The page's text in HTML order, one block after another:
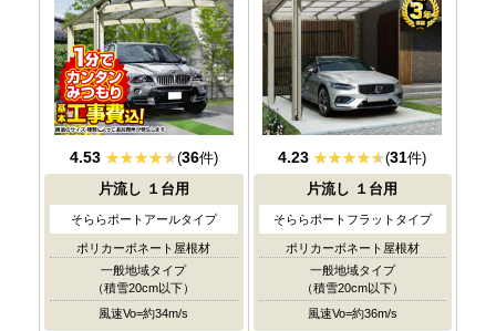
4.53 (36件)
片流し １台用
そららポートアールタイプ
ポリカーボネート屋根材
一般地域タイプ
（積雪20cm以下）
風速Vo=約34m/s
4.23 (31件)
片流し １台用
そららポートフラットタイプ
ポリカーボネート屋根材
一般地域タイプ
（積雪20cm以下）
風速Vo=約36m/s